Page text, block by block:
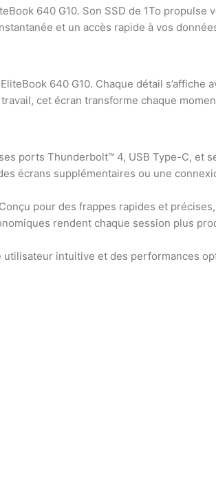
640 G10. Son SSD de 1To
et un accès rapide à vos
640 G10. Chaque détail
cet écran transforme chaque
ports Thunderbolt™ 4, USB Type-C, et
écrans supplémentaires ou une
pour des frappes rapides et
rendent chaque session plus
utilisateur intuitive et des performances